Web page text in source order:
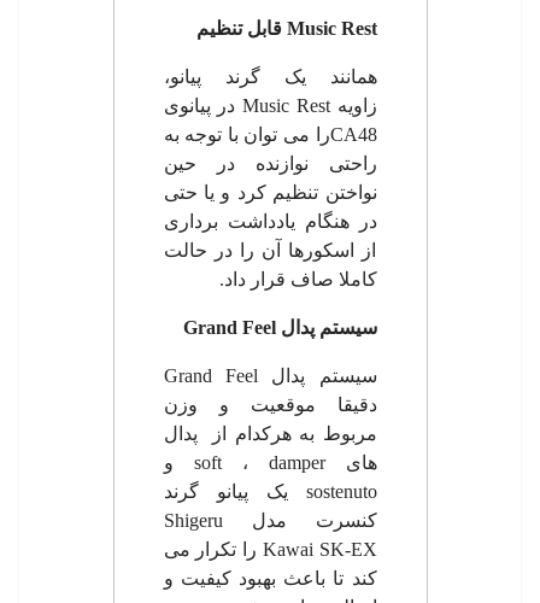
Music Rest قابل تنظیم
همانند یک گرند پیانو،
زاویه Music Rest در پیانوی
CA48را می توان با توجه به
راحتی نوازنده در حین
نواختن تنظیم کرد و یا حتی
در هنگام یادداشت برداری
از اسکورها آن را در حالت
کاملا صاف قرار داد.
سیستم پدال Grand Feel
سیستم پدال Grand Feel
دقیقا موقعیت و وزن
مربوط به هرکدام از پدال
هایdamper ،soft
و
sostenuto
یک پیانو گرند
کنسرت مدل Shigeru
Kawai SK-EX را تکرار می
کند تا باعث بهبود کیفیت و